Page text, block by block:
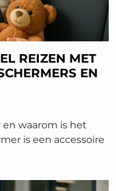
REIZEN MET
EN
waarom is het
is een accessoire